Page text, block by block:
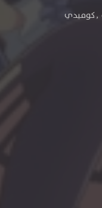
,كوميدي